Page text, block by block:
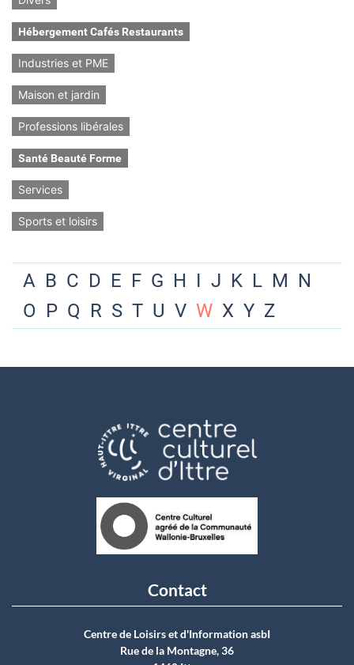
Hébergement Cafés Restaurants
Industries et PME
Maison et jardin
Professions libérales
Santé Beauté Forme
Services
Sports et loisirs
A B C D E F G H I J K L M N
O P Q R S T U V W X Y Z
Contact
Centre de Loisirs et d'Information asbI
Rue de la Montagne, 36